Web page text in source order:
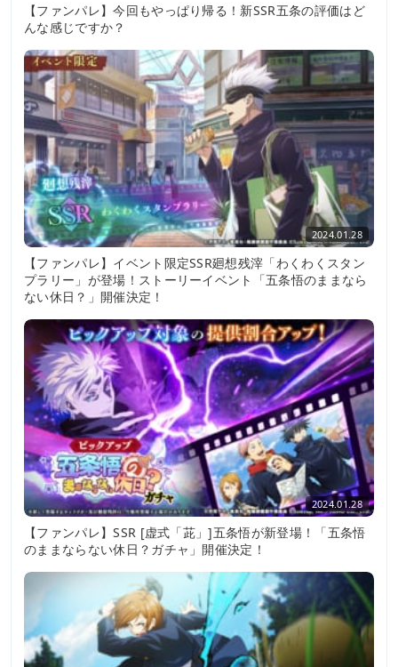
【ファンパレ】今回もやっぱり帰る！新SSR五条の評価はど
んな感じですか？
2024.01.28
【ファンパレ】イベント限定SSR廻想残滓「わくわくスタン
プラリー」が登場！ストーリーイベント「五条悟のままなら
ない休日？」開催決定！
2024.01.28
【ファンパレ】SSR [虚式「茈」]五条悟が新登場！「五条悟
のままならない休日？ガチャ」開催決定！